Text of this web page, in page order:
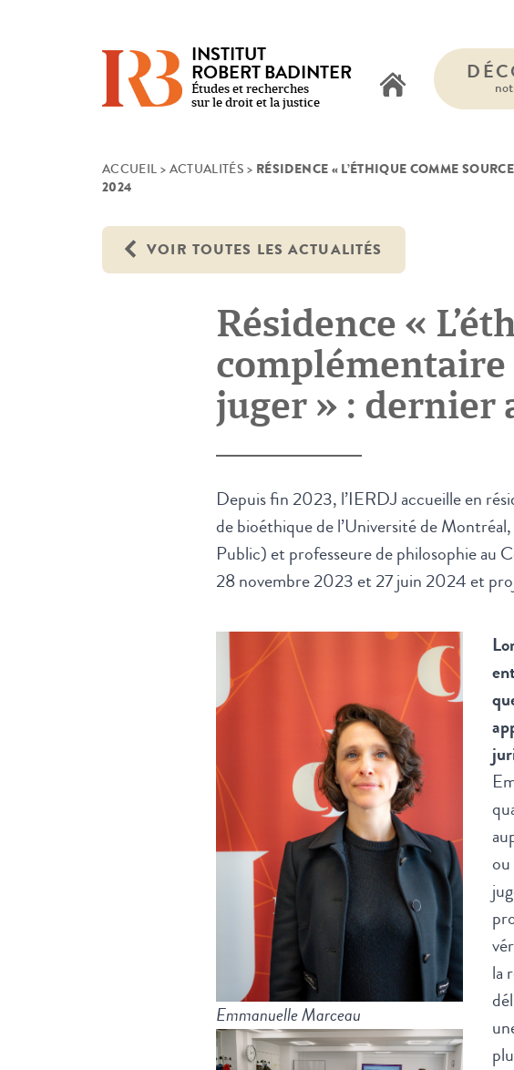
INSTITUT
ROBERT BADINTER
Études et recherches
sur le droit et la justice
ACCUEIL > ACTUALITÉS > RÉSIDENCE « L’ÉTHIQUE COMME
2024
VOIR TOUTES LES ACTUALITÉS
Résidence «
juger » : dernier
Depuis fin 2023, l’IERDJ accueille en
de bioéthique de l’Université de
Public) et professeure de philosophie au
28 novembre 2023 et 27 juin 2024 et
Emmanuelle Marceau
la